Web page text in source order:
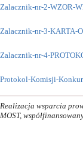
Zalacznik-nr-2-WZOR-
Zalacznik-nr-3-KARTA-
Zalacznik-nr-4-
Protokol-Komisji-
Realizacja wsparcia
MOST,